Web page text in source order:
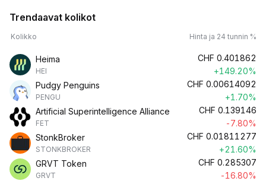
Trendaavat kolikot
Kolikko Hinta ja 24 tunnin %
Heima
HEI
CHF 0.401862
+149.20%
Pudgy Penguins
PENGU
CHF 0.00614092
+1.70%
Artificial Superintelligence Alliance
FET
CHF 0.139146
-7.80%
StonkBroker
STONKBROKER
CHF 0.01811277
+21.60%
GRVT Token
GRVT
CHF 0.285307
-16.80%